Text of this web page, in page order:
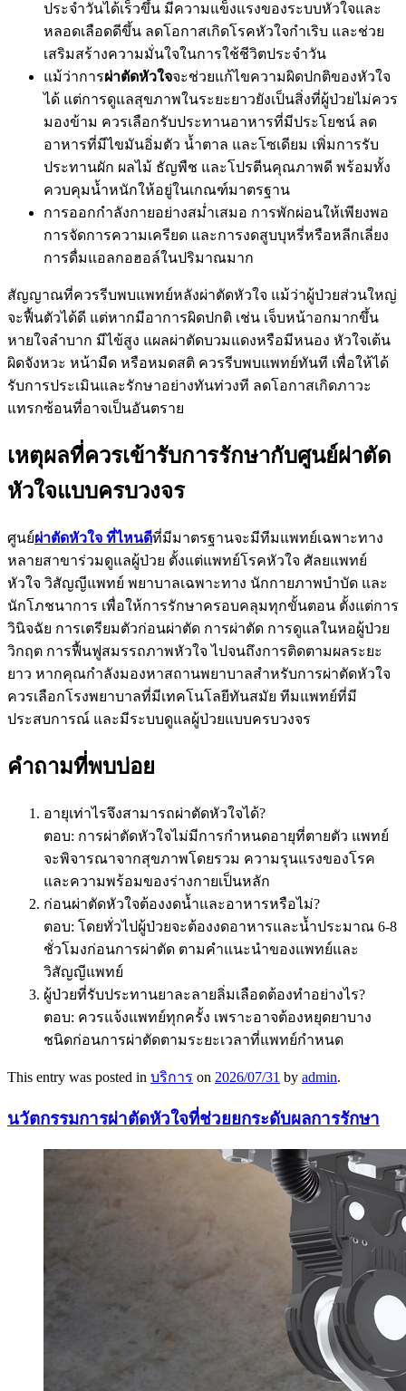
ประจำวันได้เร็วขึ้น มีความแข็งแรงของระบบหัวใจและ
หลอดเลือดดีขึ้น ลดโอกาสเกิดโรคหัวใจกำเริบ และช่วย
เสริมสร้างความมั่นใจในการใช้ชีวิตประจำวัน
แม้ว่าการผ่าตัดหัวใจจะช่วยแก้ไขความผิดปกติของหัวใจ
ได้ แต่การดูแลสุขภาพในระยะยาวยังเป็นสิ่งที่ผู้ป่วยไม่ควร
มองข้าม ควรเลือกรับประทานอาหารที่มีประโยชน์ ลด
อาหารที่มีไขมันอิ่มตัว น้ำตาล และโซเดียม เพิ่มการรับ
ประทานผัก ผลไม้ ธัญพืช และโปรตีนคุณภาพดี พร้อมทั้ง
ควบคุมน้ำหนักให้อยู่ในเกณฑ์มาตรฐาน
การออกกำลังกายอย่างสม่ำเสมอ การพักผ่อนให้เพียงพอ
การจัดการความเครียด และการงดสูบบุหรี่หรือหลีกเลี่ยง
การดื่มแอลกอฮอล์ในปริมาณมาก
สัญญาณที่ควรรีบพบแพทย์หลังผ่าตัดหัวใจ แม้ว่าผู้ป่วยส่วนใหญ่
จะฟื้นตัวได้ดี แต่หากมีอาการผิดปกติ เช่น เจ็บหน้าอกมากขึ้น
หายใจลำบาก มีไข้สูง แผลผ่าตัดบวมแดงหรือมีหนอง หัวใจเต้น
ผิดจังหวะ หน้ามืด หรือหมดสติ ควรรีบพบแพทย์ทันที เพื่อให้ได้
รับการประเมินและรักษาอย่างทันท่วงที ลดโอกาสเกิดภาวะ
แทรกซ้อนที่อาจเป็นอันตราย
เหตุผลที่ควรเข้ารับการรักษากับศูนย์ผ่าตัด
หัวใจแบบครบวงจร
ศูนย์ผ่าตัดหัวใจ ที่ไหนดีที่มีมาตรฐานจะมีทีมแพทย์เฉพาะทาง
หลายสาขาร่วมดูแลผู้ป่วย ตั้งแต่แพทย์โรคหัวใจ ศัลยแพทย์
หัวใจ วิสัญญีแพทย์ พยาบาลเฉพาะทาง นักกายภาพบำบัด และ
นักโภชนาการ เพื่อให้การรักษาครอบคลุมทุกขั้นตอน ตั้งแต่การ
วินิจฉัย การเตรียมตัวก่อนผ่าตัด การผ่าตัด การดูแลในหอผู้ป่วย
วิกฤต การฟื้นฟูสมรรถภาพหัวใจ ไปจนถึงการติดตามผลระยะ
ยาว หากคุณกำลังมองหาสถานพยาบาลสำหรับการผ่าตัดหัวใจ
ควรเลือกโรงพยาบาลที่มีเทคโนโลยีทันสมัย ทีมแพทย์ที่มี
ประสบการณ์ และมีระบบดูแลผู้ป่วยแบบครบวงจร
คำถามที่พบบ่อย
อายุเท่าไรจึงสามารถผ่าตัดหัวใจได้?
ตอบ: การผ่าตัดหัวใจไม่มีการกำหนดอายุที่ตายตัว แพทย์
จะพิจารณาจากสุขภาพโดยรวม ความรุนแรงของโรค
และความพร้อมของร่างกายเป็นหลัก
ก่อนผ่าตัดหัวใจต้องงดน้ำและอาหารหรือไม่?
ตอบ: โดยทั่วไปผู้ป่วยจะต้องงดอาหารและน้ำประมาณ 6-8
ชั่วโมงก่อนการผ่าตัด ตามคำแนะนำของแพทย์และ
วิสัญญีแพทย์
ผู้ป่วยที่รับประทานยาละลายลิ่มเลือดต้องทำอย่างไร?
ตอบ: ควรแจ้งแพทย์ทุกครั้ง เพราะอาจต้องหยุดยาบาง
ชนิดก่อนการผ่าตัดตามระยะเวลาที่แพทย์กำหนด
This entry was posted in บริการ on 2026/07/31 by admin.
นวัตกรรมการผ่าตัดหัวใจที่ช่วยยกระดับผลการรักษา